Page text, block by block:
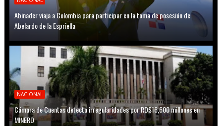
Abinader viaja a Colombia para participar en la toma de posesión de
Abelardo de la Espriella
NACIONAL
Cámara de Cuentas detecta irregularidades por RD$16,600 millones en
MINERD